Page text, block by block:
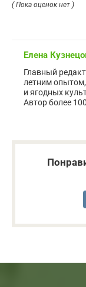
( Пока оценок нет )
Елена
Главный
летним
и ягодных
Автор более